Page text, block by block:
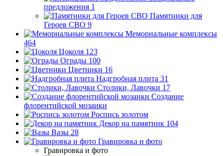
предложения 1
Памятники для
Героев СВО 9
Мемориальные комплексы
464
Цоколя 123
Ограды 100
Цветники 16
Надгробная плита 31
Столики, Лавочки 17
Создание
флорентийской мозаики
Роспись золотом
Декор на памятник 104
Вазы 28
Гравировка и фото
Гравировка и фото